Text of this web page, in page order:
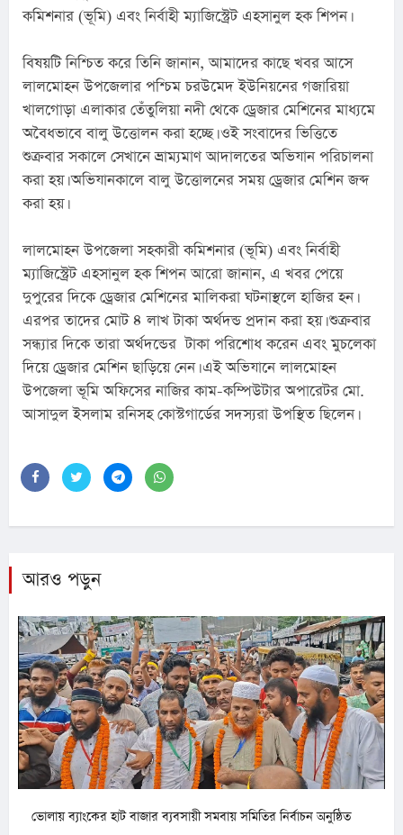
কমিশনার (ভূমি) এবং নির্বাহী ম্যাজিস্ট্রেট এহসানুল হক শিপন।
বিষয়টি নিশ্চিত করে তিনি জানান, আমাদের কাছে খবর আসে
লালমোহন উপজেলার পশ্চিম চরউমেদ ইউনিয়নের গজারিয়া
খালগোড়া এলাকার তেঁতুলিয়া নদী থেকে ড্রেজার মেশিনের মাধ্যমে
অবৈধভাবে বালু উত্তোলন করা হচ্ছে। ওই সংবাদের ভিত্তিতে
শুক্রবার সকালে সেখানে ভ্রাম্যমাণ আদালতের অভিযান পরিচালনা
করা হয়। অভিযানকালে বালু উত্তোলনের সময় ড্রেজার মেশিন জব্দ
করা হয়।
লালমোহন উপজেলা সহকারী কমিশনার (ভূমি) এবং নির্বাহী
ম্যাজিস্ট্রেট এহসানুল হক শিপন আরো জানান, এ খবর পেয়ে
দুপুরের দিকে ড্রেজার মেশিনের মালিকরা ঘটনাস্থলে হাজির হন।
এরপর তাদের মোট ৪ লাখ টাকা অর্থদন্ড প্রদান করা হয়। শুক্রবার
সন্ধ্যার দিকে তারা অর্থদন্ডের  টাকা পরিশোধ করেন এবং মুচলেকা
দিয়ে ড্রেজার মেশিন ছাড়িয়ে নেন। এই অভিযানে লালমোহন
উপজেলা ভূমি অফিসের নাজির কাম-কম্পিউটার অপারেটর মো.
আসাদুল ইসলাম রনিসহ কোস্টগার্ডের সদস্যরা উপস্থিত ছিলেন।
আরও পড়ুন
ভোলায় ব্যাংকের হাট বাজার ব্যবসায়ী সমবায় সমিতির নির্বাচন অনুষ্ঠিত